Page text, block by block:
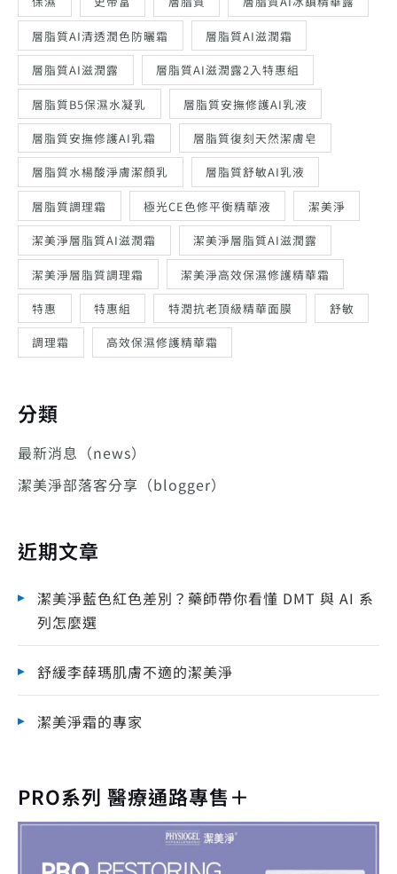
層脂質AI清透潤色防曬霜 層脂質AI滋潤霜
層脂質AI滋潤露 層脂質AI滋潤露2入特惠組
層脂質B5保濕水凝乳 層脂質安撫修護AI乳液
層脂質安撫修護AI乳霜 層脂質復刻天然潔膚皂
層脂質水楊酸淨膚潔顏乳 層脂質舒敏AI乳液
層脂質調理霜 極光CE色修平衡精華液 潔美淨
潔美淨層脂質AI滋潤霜 潔美淨層脂質AI滋潤露
潔美淨層脂質調理霜 潔美淨高效保濕修護精華霜
特惠 特惠組 特潤抗老頂級精華面膜 舒敏
調理霜 高效保濕修護精華霜
分類
最新消息（news）
潔美淨部落客分享（blogger）
近期文章
潔美淨藍色紅色差別？藥師帶你看懂 DMT 與 AI 系
列怎麼選
舒緩李薛瑪肌膚不適的潔美淨
潔美淨霜的專家
PRO系列 醫療通路專售＋